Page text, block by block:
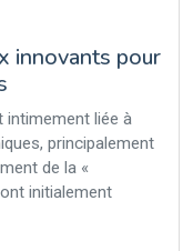
innovants pour
intimement liée à
principalement
de la «
initialement